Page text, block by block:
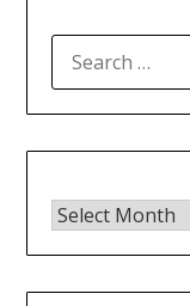
FOR:
Arkib